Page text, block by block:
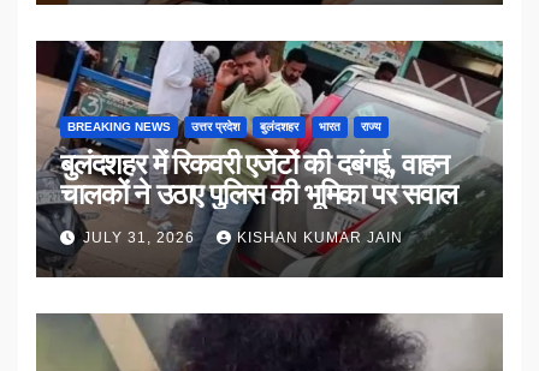
BREAKING NEWS उत्तर प्रदेश बुलंदशहर भारत राज्य
बुलंदशहर में रिकवरी एजेंटों की दबंगई, वाहन
चालकों ने उठाए पुलिस की भूमिका पर सवाल
JULY 31, 2026 KISHAN KUMAR JAIN